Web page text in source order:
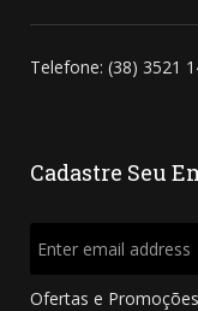
Telefone: (38) 3521
Cadastre Seu
Ofertas e Promoções